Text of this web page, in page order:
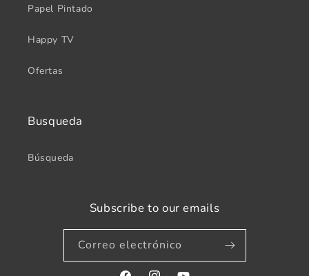
Papel Pintado
Happy TV
Ofertas
Busqueda
Búsqueda
Subscribe to our emails
Correo electrónico